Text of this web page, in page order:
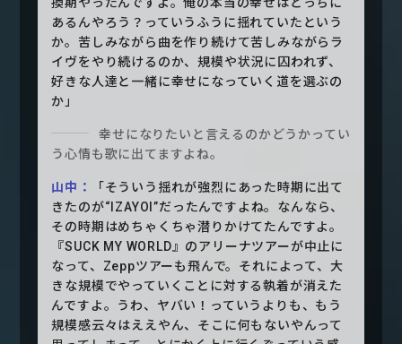
あるんやろう？っていうふうに揺れていたという
か。苦しみながら曲を作り続けて苦しみながらラ
イヴをやり続けるのか、規模や状況に囚われず、
好きな人達と一緒に幸せになっていく道を選ぶの
か」
幸せになりたいと言えるのかどうかってい
う心情も歌に出てますよね。
山中：
「そういう揺れが強烈にあった時期に出て
きたのが“IZAYOI”だったんですよね。なんなら、
その時期はめちゃくちゃ潜りかけてたんですよ。
『SUCK MY WORLD』のアリーナツアーが中止に
なって、Zeppツアーも飛んで。それによって、大
きな規模でやっていくことに対する執着が消えた
んですよ。うわ、ヤバい！っていうよりも、もう
規模感云々はええやん、そこに何もないやんって